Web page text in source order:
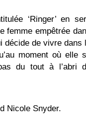
‘Ringer’ en
femme empêtrée
décide de vivre dans
moment où elle
du tout à l’abri
Nicole Snyder.